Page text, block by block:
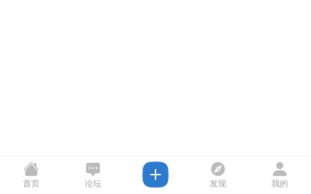
首页 论坛 发现 我的